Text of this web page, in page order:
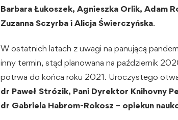
Barbara Łukoszek, Agnieszka Orlik, Adam
Zuzanna Sczyrba i Alicja Świerczyńska.
W ostatnich latach z uwagi na panującą
inny termin, stąd planowana na październik
potrwa do końca roku 2021. Uroczystego
dr Paweł Strózik, Pani Dyrektor Knihovny
dr Gabriela Habrom-Rokosz – opiekun